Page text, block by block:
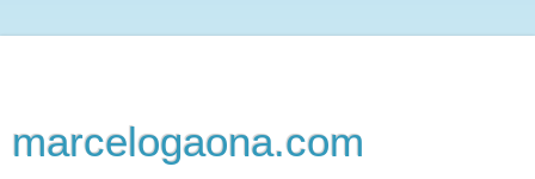
marcelogaona.com